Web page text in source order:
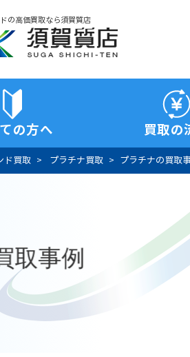
の高価買取なら須賀質店
の方へ 買取の
ド買取 プラチナ買取 プラチナの買取
取事例